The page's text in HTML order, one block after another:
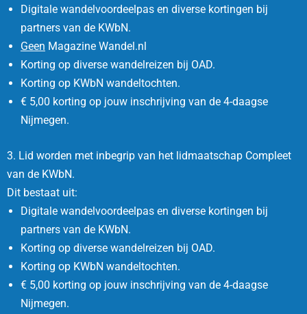
Digitale wandelvoordeelpas en diverse kortingen bij
partners van de KWbN.
Geen Magazine Wandel.nl
Korting op diverse wandelreizen bij OAD.
Korting op KWbN wandeltochten.
€ 5,00 korting op jouw inschrijving van de 4-daagse
Nijmegen.
3. Lid worden met inbegrip van het lidmaatschap Compleet
van de KWbN.
Dit bestaat uit:
Digitale wandelvoordeelpas en diverse kortingen bij
partners van de KWbN.
Korting op diverse wandelreizen bij OAD.
Korting op KWbN wandeltochten.
€ 5,00 korting op jouw inschrijving van de 4-daagse
Nijmegen.